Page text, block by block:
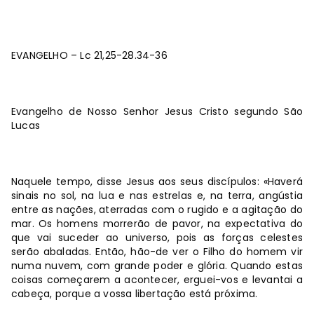
EVANGELHO – Lc 21,25-28.34-36
Evangelho de Nosso Senhor Jesus Cristo segundo São
Lucas
Naquele tempo, disse Jesus aos seus discípulos: «Haverá
sinais no sol, na lua e nas estrelas e, na terra, angústia
entre as nações, aterradas com o rugido e a agitação do
mar. Os homens morrerão de pavor, na expectativa do
que vai suceder ao universo, pois as forças celestes
serão abaladas. Então, hão-de ver o Filho do homem vir
numa nuvem, com grande poder e glória. Quando estas
coisas começarem a acontecer, erguei-vos e levantai a
cabeça, porque a vossa libertação está próxima.